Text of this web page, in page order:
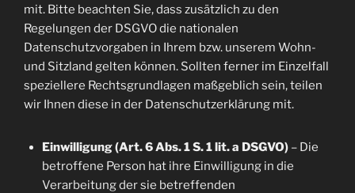
mit. Bitte beachten Sie, dass zusätzlich zu den
Regelungen der DSGVO die nationalen
Datenschutzvorgaben in Ihrem bzw. unserem Wohn-
und Sitzland gelten können. Sollten ferner im Einzelfall
speziellere Rechtsgrundlagen maßgeblich sein, teilen
wir Ihnen diese in der Datenschutzerklärung mit.
Einwilligung (Art. 6 Abs. 1 S. 1 lit. a DSGVO)– Die
betroffene Person hat ihre Einwilligung in die
Verarbeitung der sie betreffenden